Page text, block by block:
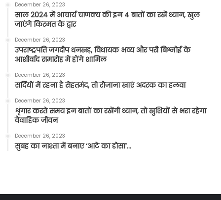
December 26, 2023
साल 2024 में आचार्य चाणक्य की इन 4 बातों का रखें ध्यान, खुल
जाएंगे किस्मत के द्वार
December 26, 2023
उपराष्ट्रपति जगदीप धनखड़, विधायक भव्य और परी बिश्नोई के
आशीर्वाद समारोह में होंगे शामिल
December 26, 2023
सर्दियों में रहना है सेहतमंद, तो रोजाना खाएं अदरक का हलवा
December 26, 2023
शृंगार करते समय इन बातों का रखेंगी ध्यान, तो खुशियों से भरा रहेगा
वैवाहिक जीवन
December 26, 2023
सुबह का नाश्ता में बनाए ‘आटे का डोसा’…